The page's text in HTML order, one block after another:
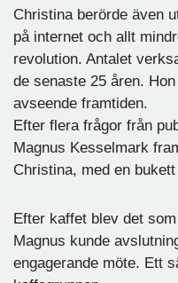
Christina berörde även
på internet och allt
revolution. Antalet
de senaste 25 åren.
avseende framtiden.
Efter flera frågor från
Magnus Kesselmark
Christina, med en
Efter kaffet blev det
Magnus kunde
engagerande möte. Ett